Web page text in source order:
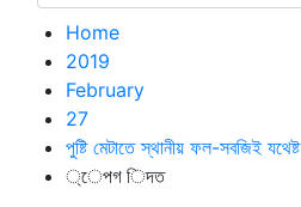
Home
2019
February
27
পুষ্টি মেটাতে স্থানীয় ফল-সবজিই যথেষ্ট
্েপগ িদত